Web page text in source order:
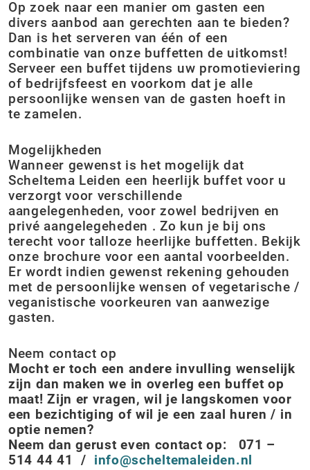
Op zoek naar een manier om gasten een
divers aanbod aan gerechten aan te bieden?
Dan is het serveren van één of een
combinatie van onze buffetten de uitkomst!
Serveer een buffet tijdens uw promotieviering
of bedrijfsfeest en voorkom dat je alle
persoonlijke wensen van de gasten hoeft in
te zamelen.
Mogelijkheden
Wanneer gewenst is het mogelijk dat
Scheltema Leiden een heerlijk buffet voor u
verzorgt voor verschillende
aangelegenheden, voor zowel bedrijven en
privé aangelegeheden . Zo kun je bij ons
terecht voor talloze heerlijke buffetten. Bekijk
onze brochure voor een aantal voorbeelden.
Er wordt indien gewenst rekening gehouden
met de persoonlijke wensen of vegetarische /
veganistische voorkeuren van aanwezige
gasten.
Neem contact op
Mocht er toch een andere invulling wenselijk
zijn dan maken we in overleg een buffet op
maat! Zijn er vragen, wil je langskomen voor
een bezichtiging of wil je een zaal huren / in
optie nemen?
Neem dan gerust even contact op: 071 –
514 44 41 / info@scheltemaleiden.nl